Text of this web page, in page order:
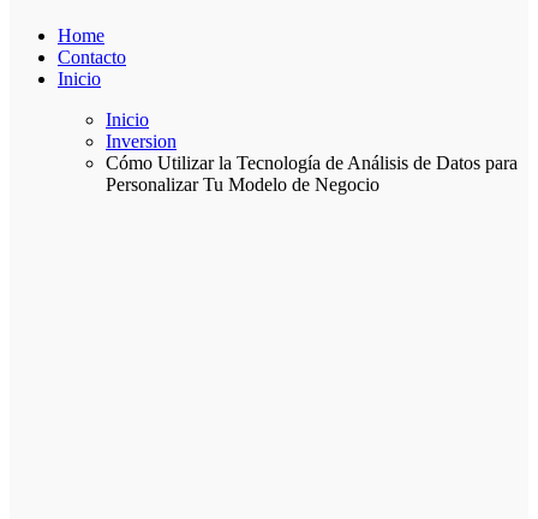
Home
Contacto
Inicio
Inicio
Inversion
Cómo Utilizar la Tecnología de Análisis de Datos para
Personalizar Tu Modelo de Negocio